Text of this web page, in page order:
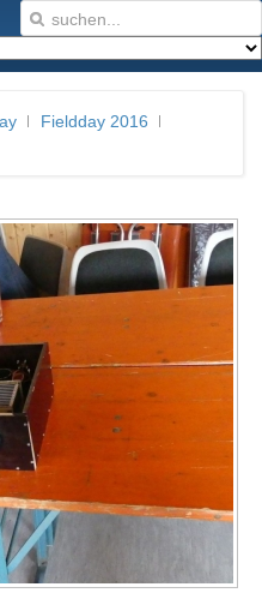
Fieldday 2016